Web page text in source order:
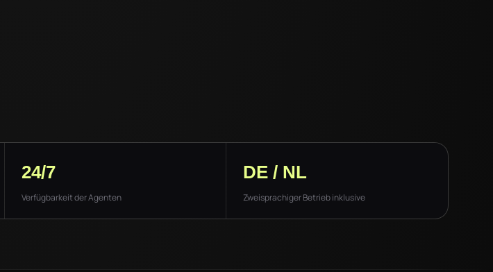
24/7
Verfügbarkeit der Agenten
DE / NL
Zweisprachiger Betrieb inklusive